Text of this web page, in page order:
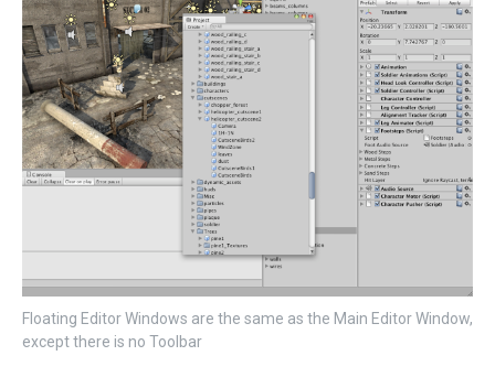
Floating Editor Windows are the same as the Main Editor Window,
except there is no Toolbar